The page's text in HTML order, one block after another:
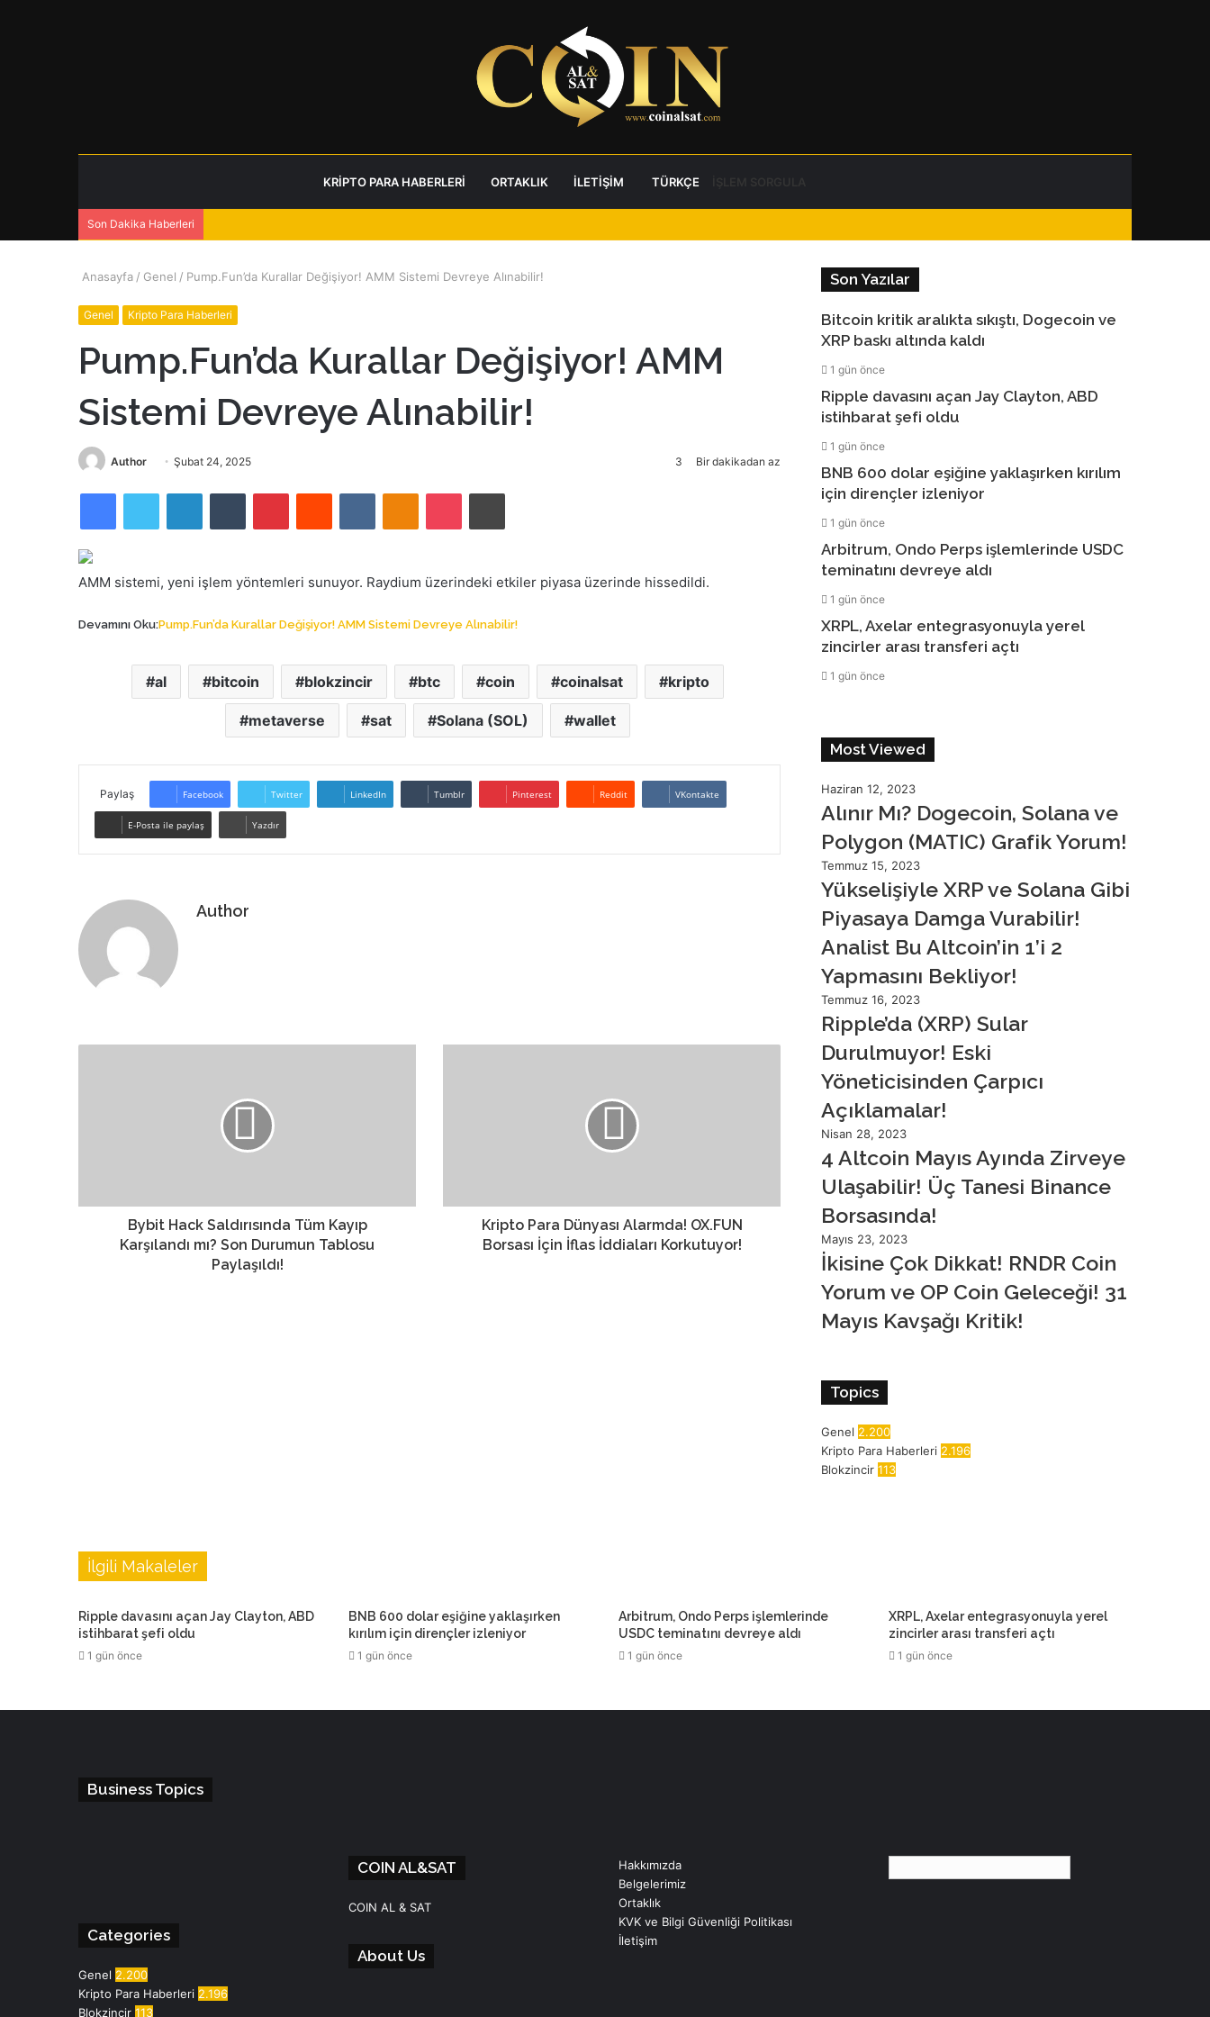
KRIPTO PARA HABERLERI ORTAKLIK İLETIŞIM TÜRKÇE
Son Dakika Haberleri
Anasayfa / Genel / Pump.Fun’da Kurallar Değişiyor! AMM Sistemi Devreye Alınabilir!
Genel Kripto Para Haberleri
Pump.Fun’da Kurallar Değişiyor! AMM
Sistemi Devreye Alınabilir!
Author
göndermek
Şubat 24, 2025 3 Bir dakikadan az
FacebookTwitter LinkedInTumblr PinterestReddit VKontakteOdnoklassniki
Pocket Yazdır
AMM sistemi, yeni işlem yöntemleri sunuyor. Raydium üzerindeki etkiler piyasa üzerinde hissedildi.
Devamını Oku:Pump.Fun’da Kurallar Değişiyor! AMM Sistemi Devreye Alınabilir!
al bitcoin blokzincir btc coin coinalsat kripto
metaverse sat Solana (SOL) wallet
Paylaş Facebook Twitter LinkedIn Tumblr Pinterest Reddit VKontakte
E-Posta ile paylaş Yazdır
Author
Bybit Hack Saldırısında Tüm Kayıp
Karşılandı mı? Son Durumun Tablosu
Paylaşıldı!
Kripto Para Dünyası Alarmda! OX.FUN
Borsası İçin İflas İddiaları Korkutuyor!
Son Yazılar
Bitcoin kritik aralıkta sıkıştı, Dogecoin ve
XRP baskı altında kaldı
1 gün önce
Ripple davasını açan Jay Clayton, ABD
istihbarat şefi oldu
1 gün önce
BNB 600 dolar eşiğine yaklaşırken kırılım
için dirençler izleniyor
1 gün önce
Arbitrum, Ondo Perps işlemlerinde USDC
teminatını devreye aldı
1 gün önce
XRPL, Axelar entegrasyonuyla yerel
zincirler arası transferi açtı
1 gün önce
Most Viewed
Haziran 12, 2023
Alınır Mı? Dogecoin, Solana ve
Polygon (MATIC) Grafik Yorum!
Temmuz 15, 2023
Yükselişiyle XRP ve Solana Gibi
Piyasaya Damga Vurabilir!
Analist Bu Altcoin’in 1’i 2
Yapmasını Bekliyor!
Temmuz 16, 2023
Ripple’da (XRP) Sular
Durulmuyor! Eski
Yöneticisinden Çarpıcı
Açıklamalar!
Nisan 28, 2023
4 Altcoin Mayıs Ayında Zirveye
Ulaşabilir! Üç Tanesi Binance
Borsasında!
Mayıs 23, 2023
İkisine Çok Dikkat! RNDR Coin
Yorum ve OP Coin Geleceği! 31
Mayıs Kavşağı Kritik!
Topics
Genel 2.200
Kripto Para Haberleri 2.196
Blokzincir 113
İlgili Makaleler
Ripple davasını açan Jay Clayton, ABD
istihbarat şefi oldu
1 gün önce
BNB 600 dolar eşiğine yaklaşırken
kırılım için dirençler izleniyor
1 gün önce
Arbitrum, Ondo Perps işlemlerinde
USDC teminatını devreye aldı
1 gün önce
XRPL, Axelar entegrasyonuyla yerel
zincirler arası transferi açtı
1 gün önce
Business Topics
Categories
Genel 2.200
Kripto Para Haberleri 2.196
Blokzincir 113
COIN AL&SAT
COIN AL & SAT
About Us
Hakkımızda
Belgelerimiz
Ortaklık
KVK ve Bilgi Güvenliği Politikası
İletişim